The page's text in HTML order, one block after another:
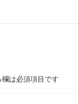
は必須項目です